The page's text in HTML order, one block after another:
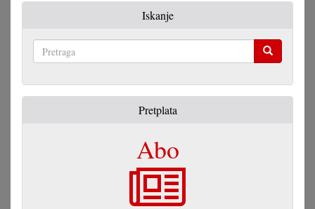
Iskanje
Pretplata
Abo